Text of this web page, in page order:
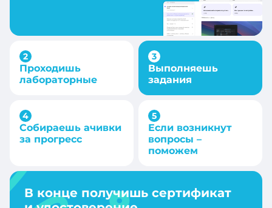
Проходишь
лабораторные
Выполняешь
задания
Собираешь ачивки
за прогресс
Если возникнут
вопросы –
поможем
В конце получишь сертификат